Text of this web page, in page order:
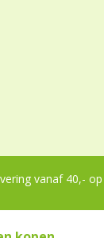
vanaf 40,-